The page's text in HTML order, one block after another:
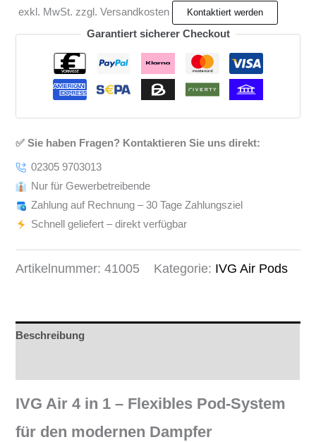
exkl. MwSt. zzgl. Versandkosten
Garantiert sicherer Checkout
✅ Sie haben Fragen? Kontaktieren Sie uns direkt:
02305 9703013
Nur für Gewerbetreibende
Zahlung auf Rechnung – 30 Tage Zahlungsziel
Schnell geliefert – direkt verfügbar
Artikelnummer:41005 Kategorie: IVG Air Pods
Beschreibung
IVG Air 4 in 1 – Flexibles Pod-System
für den modernen Dampfer